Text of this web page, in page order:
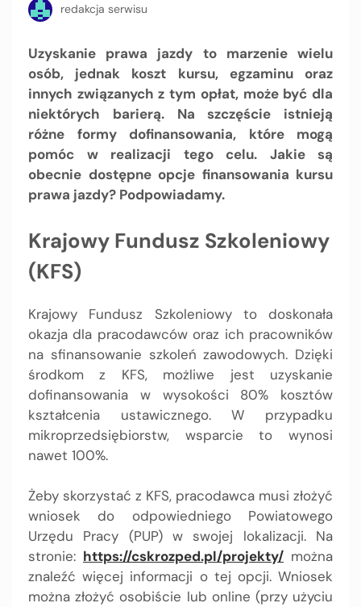
redakcja serwisu
Uzyskanie prawa jazdy to marzenie wielu
osób, jednak koszt kursu, egzaminu oraz
innych związanych z tym opłat, może być dla
niektórych barierą. Na szczęście istnieją
różne formy dofinansowania, które mogą
pomóc w realizacji tego celu. Jakie są
obecnie dostępne opcje finansowania kursu
prawa jazdy? Podpowiadamy.
Krajowy Fundusz Szkoleniowy
(KFS)
Krajowy Fundusz Szkoleniowy to doskonała
okazja dla pracodawców oraz ich pracowników
na sfinansowanie szkoleń zawodowych. Dzięki
środkom z KFS, możliwe jest uzyskanie
dofinansowania w wysokości 80% kosztów
kształcenia ustawicznego. W przypadku
mikroprzedsiębiorstw, wsparcie to wynosi
nawet 100%.
Żeby skorzystać z KFS, pracodawca musi złożyć
wniosek do odpowiedniego Powiatowego
Urzędu Pracy (PUP) w swojej lokalizacji. Na
stronie: https://cskrozped.pl/projekty/ można
znaleźć więcej informacji o tej opcji. Wniosek
można złożyć osobiście lub online (przy użyciu